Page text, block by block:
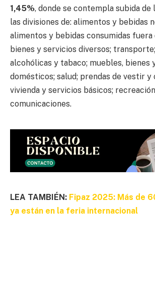
1,45%, donde se contempla subida de
las divisiones de: alimentos y bebidas
alimentos y bebidas consumidas fuera
bienes y servicios diversos;
alcohólicas y tabaco; muebles, bienes
domésticos; salud; prendas de vestir y
vivienda y servicios básicos;
comunicaciones.
LEA TAMBIÉN: Fipaz 2025: Más de
ya están en la feria internacional